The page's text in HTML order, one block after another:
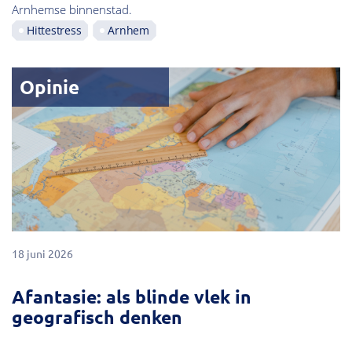
Arnhemse binnenstad.
Hittestress Arnhem
Opinie
18 juni 2026
Afantasie: als blinde vlek in
geografisch denken